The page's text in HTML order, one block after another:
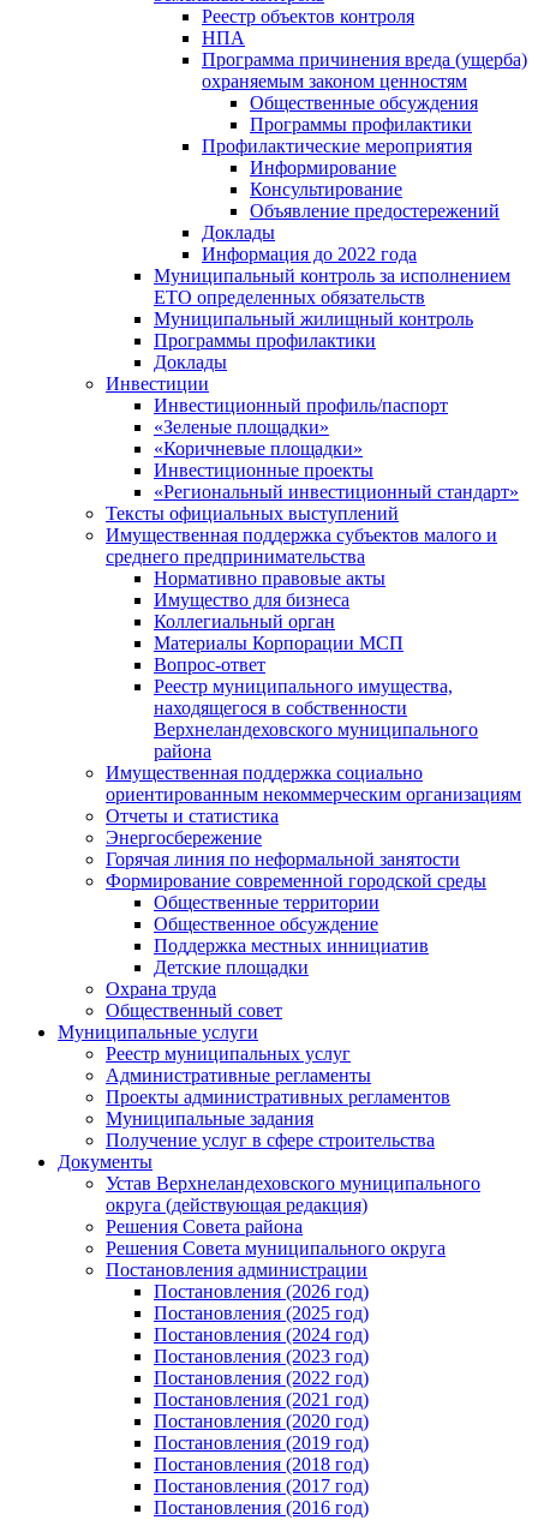
Реестр объектов контроля
НПА
Программа причинения вреда (ущерба)
охраняемым законом ценностям
Общественные обсуждения
Программы профилактики
Профилактические мероприятия
Информирование
Консультирование
Объявление предостережений
Доклады
Информация до 2022 года
Муниципальный контроль за исполнением
ЕТО определенных обязательств
Муниципальный жилищный контроль
Программы профилактики
Доклады
Инвестиции
Инвестиционный профиль/паспорт
«Зеленые площадки»
«Коричневые площадки»
Инвестиционные проекты
«Региональный инвестиционный стандарт»
Тексты официальных выступлений
Имущественная поддержка субъектов малого и
среднего предпринимательства
Нормативно правовые акты
Имущество для бизнеса
Коллегиальный орган
Материалы Корпорации МСП
Вопрос-ответ
Реестр муниципального имущества,
находящегося в собственности
Верхнеландеховского муниципального
района
Имущественная поддержка социально
ориентированным некоммерческим организациям
Отчеты и статистика
Энергосбережение
Горячая линия по неформальной занятости
Формирование современной городской среды
Общественные территории
Общественное обсуждение
Поддержка местных иннициатив
Детские площадки
Охрана труда
Общественный совет
Муниципальные услуги
Реестр муниципальных услуг
Административные регламенты
Проекты административных регламентов
Муниципальные задания
Получение услуг в сфере строительства
Документы
Устав Верхнеландеховского муниципального
округа (действующая редакция)
Решения Совета района
Решения Совета муниципального округа
Постановления администрации
Постановления (2026 год)
Постановления (2025 год)
Постановления (2024 год)
Постановления (2023 год)
Постановления (2022 год)
Постановления (2021 год)
Постановления (2020 год)
Постановления (2019 год)
Постановления (2018 год)
Постановления (2017 год)
Постановления (2016 год)